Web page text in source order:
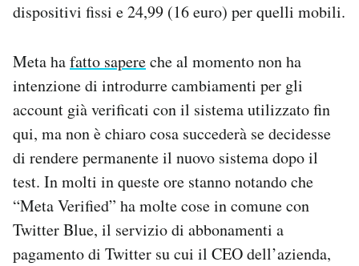
dispositivi fissi e 24,99 (16 euro) per quelli mobili.
Meta hafatto sapereche al momento non ha
intenzione di introdurre cambiamenti per gli
account già verificati con il sistema utilizzato fin
qui, ma non è chiaro cosa succederà se decidesse
di rendere permanente il nuovo sistema dopo il
test. In molti in queste ore stanno notando che
“Meta Verified” ha molte cose in comune con
Twitter Blue, il servizio di abbonamenti a
pagamento di Twitter su cui il CEO dell’azienda,